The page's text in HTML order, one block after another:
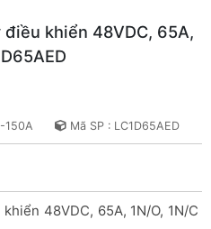
khiển 48VDC, 65A,
150A
Mã SP : LC1D65AED
48VDC, 65A, 1N/O, 1N/C